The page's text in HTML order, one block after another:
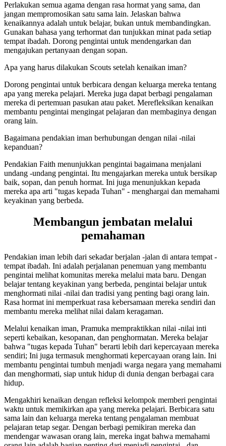
Perlakukan semua agama dengan rasa hormat yang sama, dan
jangan mempromosikan satu sama lain. Jelaskan bahwa
kenaikannya adalah untuk belajar, bukan untuk membandingkan.
Gunakan bahasa yang terhormat dan tunjukkan minat pada setiap
tempat ibadah. Dorong pengintai untuk mendengarkan dan
mengajukan pertanyaan dengan sopan.
Apa yang harus dilakukan Scouts setelah kenaikan iman?
Dorong pengintai untuk berbicara dengan keluarga mereka tentang
apa yang mereka pelajari. Mereka juga dapat berbagi pengalaman
mereka di pertemuan pasukan atau paket. Merefleksikan kenaikan
membantu pengintai mengingat pelajaran dan membaginya dengan
orang lain.
Bagaimana pendakian iman berhubungan dengan nilai -nilai
kepanduan?
Pendakian Faith menunjukkan pengintai bagaimana menjalani
undang -undang pengintai. Itu mengajarkan mereka untuk bersikap
baik, sopan, dan penuh hormat. Ini juga menunjukkan kepada
mereka apa arti "tugas kepada Tuhan" - menghargai dan memahami
keyakinan yang berbeda.
Membangun jembatan melalui
pemahaman
Pendakian iman lebih dari sekadar berjalan -jalan di antara tempat -
tempat ibadah. Ini adalah perjalanan penemuan yang membantu
pengintai melihat komunitas mereka melalui mata baru. Dengan
belajar tentang keyakinan yang berbeda, pengintai belajar untuk
menghormati nilai -nilai dan tradisi yang penting bagi orang lain.
Rasa hormat ini memperkuat rasa kebersamaan mereka sendiri dan
membantu mereka melihat nilai dalam keragaman.
Melalui kenaikan iman, Pramuka mempraktikkan nilai -nilai inti
seperti kebaikan, kesopanan, dan penghormatan. Mereka belajar
bahwa "tugas kepada Tuhan" berarti lebih dari kepercayaan mereka
sendiri; Ini juga termasuk menghormati kepercayaan orang lain. Ini
membantu pengintai tumbuh menjadi warga negara yang memahami
dan menghormati, siap untuk hidup di dunia dengan berbagai cara
hidup.
Mengakhiri kenaikan dengan refleksi kelompok memberi pengintai
waktu untuk memikirkan apa yang mereka pelajari. Berbicara satu
sama lain dan keluarga mereka tentang pengalaman membuat
pelajaran tetap segar. Dengan berbagi pemikiran mereka dan
mendengar wawasan orang lain, mereka ingat bahwa memahami